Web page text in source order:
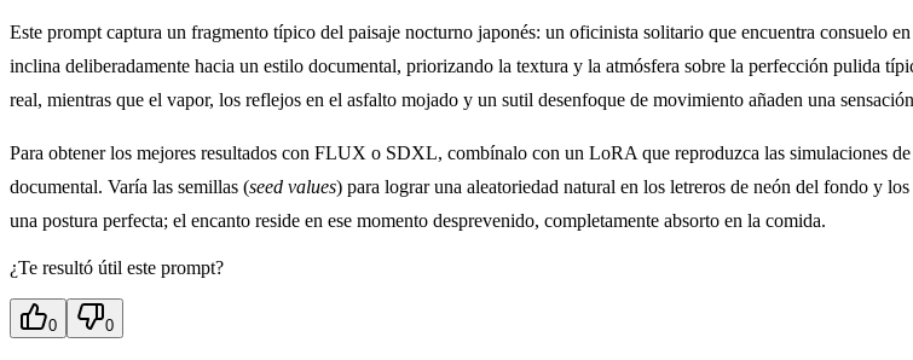
Este prompt captura un fragmento típico del paisaje nocturno japonés: un oficinista solitario que encuentra consuelo
inclina deliberadamente hacia un estilo documental, priorizando la textura y la atmósfera sobre la perfección pulida
real, mientras que el vapor, los reflejos en el asfalto mojado y un sutil desenfoque de movimiento añaden una
Para obtener los mejores resultados con FLUX o SDXL, combínalo con un LoRA que reproduzca las simulaciones
documental. Varía las semillas (seed values) para lograr una aleatoriedad natural en los letreros de neón del fondo y
una postura perfecta; el encanto reside en ese momento desprevenido, completamente absorto en la comida.
¿Te resultó útil este prompt?
0 0